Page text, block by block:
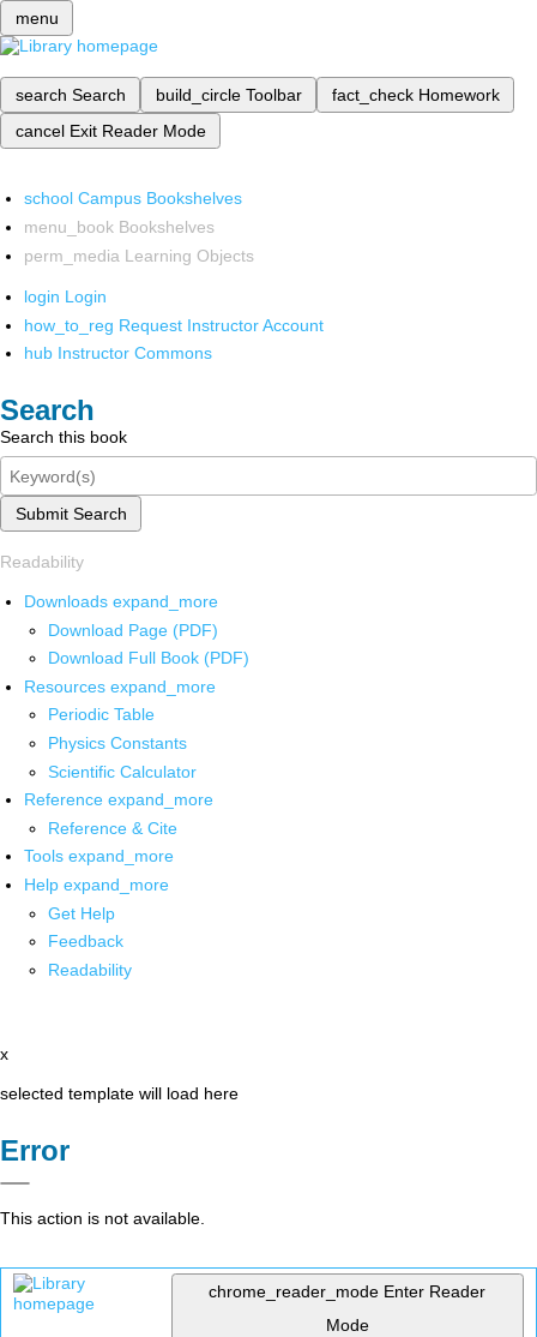
menu
search Search build_circle Toolbar fact_check Homework
cancel Exit Reader Mode
school Campus Bookshelves
menu_book Bookshelves
perm_media Learning Objects
login Login
how_to_reg Request Instructor Account
hub Instructor Commons
Search
Search this book
Submit Search
Readability
Downloads expand_more
Download Page (PDF)
Download Full Book (PDF)
Resources expand_more
Periodic Table
Physics Constants
Scientific Calculator
Reference expand_more
Reference & Cite
Tools expand_more
Help expand_more
Get Help
Feedback
Readability
x
selected template will load here
Error
This action is not available.
chrome_reader_mode Enter Reader
Mode